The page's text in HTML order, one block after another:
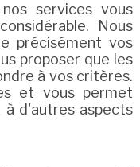
services vous
considérable. Nous
précisément vos
proposer que les
à vos critères.
et vous permet
d'autres aspects